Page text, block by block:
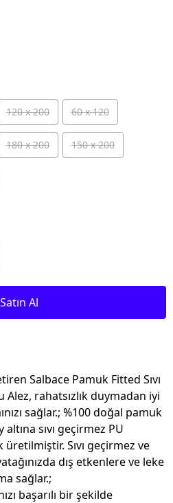
120 x 200 60 x 120
180 x 200 150 x 200
Satın Al
Salbace Pamuk Fitted Sıvı
rahatsızlık duymadan iyi
sağlar.; %100 doğal pamuk
sıvı geçirmez PU
Sıvı geçirmez ve
dış etkenlere ve leke
sağlar.;
başarılı bir şekilde